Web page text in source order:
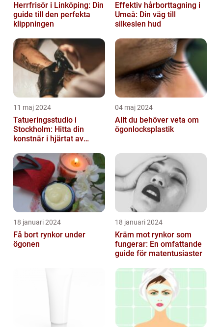
Herrfrisör i Linköping: Din
guide till den perfekta
klippningen
Effektiv hårborttagning i
Umeå: Din väg till
silkeslen hud
11 maj 2024
Tatueringsstudio i
Stockholm: Hitta din
konstnär i hjärtat av
04 maj 2024
Allt du behöver veta om
ögonlocksplastik
18 januari 2024
Få bort rynkor under
ögonen
18 januari 2024
Kräm mot rynkor som
fungerar: En omfattande
guide för matentusiaster